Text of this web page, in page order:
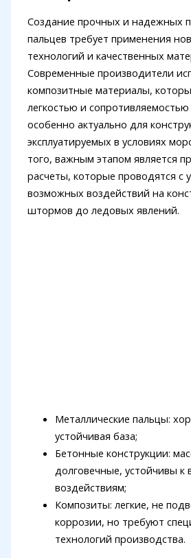
Создание прочных и надежных
пальцев требует применения
технологий и качественных
Современные производители
композитные материалы,
легкостью и
особенно актуально для
эксплуатируемых в условиях
того, важным этапом является
расчеты, которые проводятся с
возможных воздействий на
штормов до ледовых явлений.
Металлические пальцы:
устойчивая база;
Бетонные конструкции:
долговечные, устойчивы
воздействиям;
Композиты: легкие, не
коррозии, но требуют
технологий производства.